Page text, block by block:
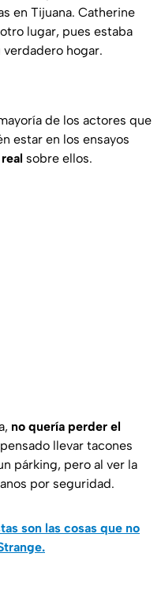
en Tijuana. Catherine
lugar, pues estaba
verdadero hogar.
de los actores que
estar en los ensayos
sobre ellos.
no quería perder el
llevar tacones
párking, pero al ver la
por seguridad.
son las cosas que no